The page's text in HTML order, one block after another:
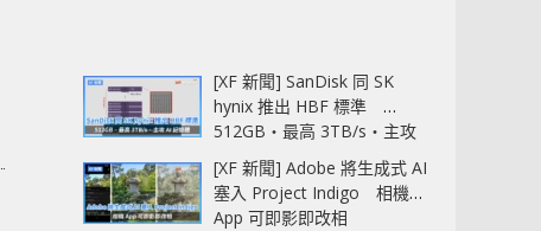
[XF 新聞] SanDisk 同 SK
hynix 推出 HBF 標準
512GB‧最高 3TB/s‧主攻
AI 記憶體
[XF 新聞] Adobe 將生成式 AI
塞入 Project Indigo 相機
App 可即影即改相